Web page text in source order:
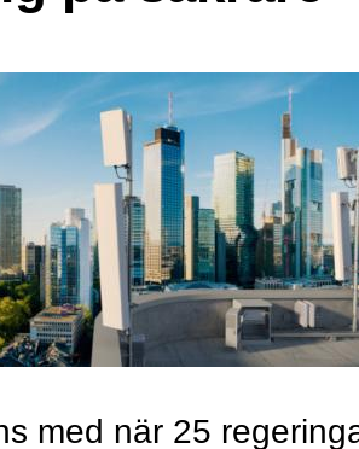
med när 25